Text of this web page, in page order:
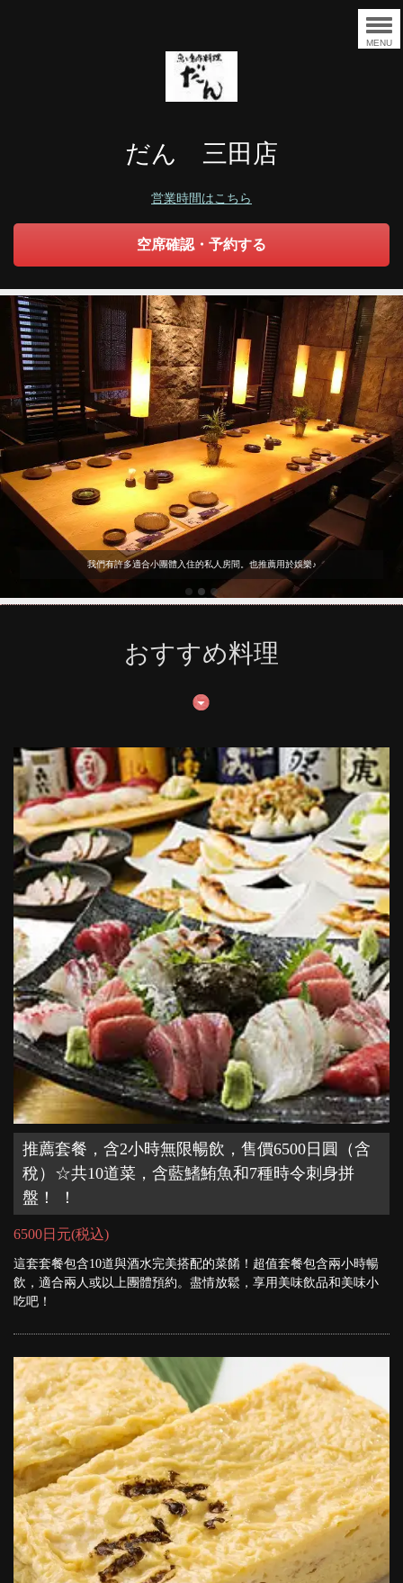
MENU
だん 三田店
営業時間はこちら
空席確認・予約する
我們有許多適合小團體入住的私人房間。也推薦用於娛樂♪
おすすめ料理
推薦套餐，含2小時無限暢飲，售價6500日圓（含
稅）☆共10道菜，含藍鰭鮪魚和7種時令刺身拼
盤！ ！
6500日元(税込)
這套套餐包含10道與酒水完美搭配的菜餚！超值套餐包含兩小時暢
飲，適合兩人或以上團體預約。盡情放鬆，享用美味飲品和美味小
吃吧！